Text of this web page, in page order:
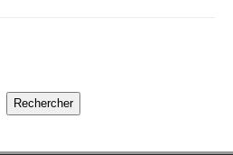
Rechercher